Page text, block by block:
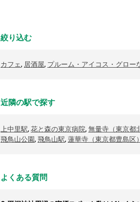
絞り込む
カフェ, 居酒屋, プルーム・アイコス・グロー
近隣の駅で探す
上中里駅, 花と森の東京病院, 無量寺（東京都
飛鳥山公園, 飛鳥山駅, 蓮華寺（東京都豊島区）
よくある質問